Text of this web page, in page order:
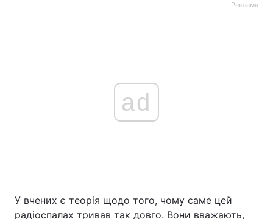
Реклама
ad
У вчених є теорія щодо того, чому саме цей
радіоспалах тривав так довго. Вони вважають,